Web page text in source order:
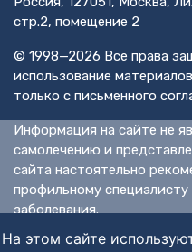
стр.2, помещение 2
© 1998—2026 Все права
использование
только с письменного
Информация на сайте не
самолечению и
сайта настоятельно
профильному
заболевания.
ИМЕЮТСЯ
На этом сайте